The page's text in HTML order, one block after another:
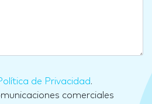
de Privacidad.
comerciales